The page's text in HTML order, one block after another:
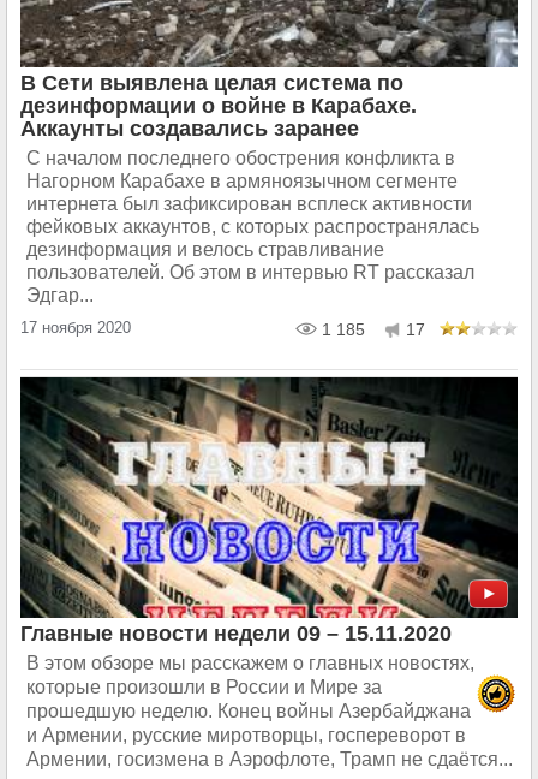
В Сети выявлена целая система по
дезинформации о войне в Карабахе.
Аккаунты создавались заранее
С началом последнего обострения конфликта в
Нагорном Карабахе в армяноязычном сегменте
интернета был зафиксирован всплеск активности
фейковых аккаунтов, с которых распространялась
дезинформация и велось стравливание
пользователей. Об этом в интервью RT рассказал
Эдгар...
17 ноября 2020 1 185 17
Главные новости недели 09 – 15.11.2020
В этом обзоре мы расскажем о главных новостях,
которые произошли в России и Мире за
прошедшую неделю. Конец войны Азербайджана
и Армении, русские миротворцы, госпереворот в
Армении, госизмена в Аэрофлоте, Трамп не сдаётся...